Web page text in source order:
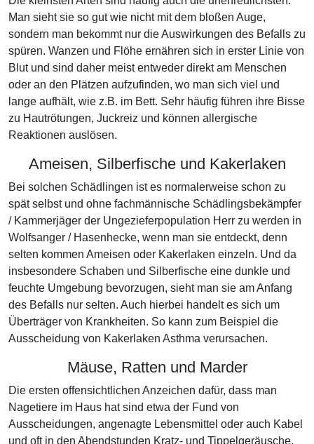
Man sieht sie so gut wie nicht mit dem bloßen Auge,
sondern man bekommt nur die Auswirkungen des Befalls zu
spüren. Wanzen und Flöhe ernähren sich in erster Linie von
Blut und sind daher meist entweder direkt am Menschen
oder an den Plätzen aufzufinden, wo man sich viel und
lange aufhält, wie z.B. im Bett. Sehr häufig führen ihre Bisse
zu Hautrötungen, Juckreiz und können allergische
Reaktionen auslösen.
Ameisen, Silberfische und Kakerlaken
Bei solchen Schädlingen ist es normalerweise schon zu
spät selbst und ohne fachmännische Schädlingsbekämpfer
/ Kammerjäger der Ungezieferpopulation Herr zu werden in
Wolfsanger / Hasenhecke, wenn man sie entdeckt, denn
selten kommen Ameisen oder Kakerlaken einzeln. Und da
insbesondere Schaben und Silberfische eine dunkle und
feuchte Umgebung bevorzugen, sieht man sie am Anfang
des Befalls nur selten. Auch hierbei handelt es sich um
Überträger von Krankheiten. So kann zum Beispiel die
Ausscheidung von Kakerlaken Asthma verursachen.
Mäuse, Ratten und Marder
Die ersten offensichtlichen Anzeichen dafür, dass man
Nagetiere im Haus hat sind etwa der Fund von
Ausscheidungen, angenagte Lebensmittel oder auch Kabel
und oft in den Abendstunden Kratz- und Tippelgeräusche.